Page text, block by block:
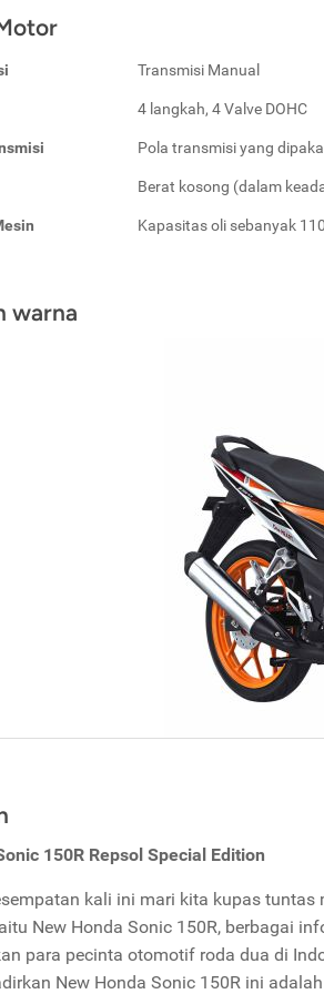
Transmisi Manual
4 langkah, 4 Valve DOHC
Pola transmisi yang
Berat kosong (dalam
Kapasitas oli sebanyak
warna
150R Repsol Special Edition
kali ini mari kita kupas
New Honda Sonic 150R, berbagai
para pecinta otomotif roda dua di
New Honda Sonic 150R ini